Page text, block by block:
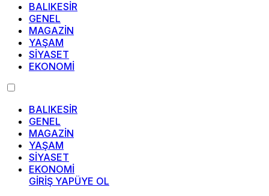
BALIKESİR
GENEL
MAGAZİN
YAŞAM
SİYASET
EKONOMİ
BALIKESİR
GENEL
MAGAZİN
YAŞAM
SİYASET
EKONOMİ
GİRİŞ YAPÜYE OL